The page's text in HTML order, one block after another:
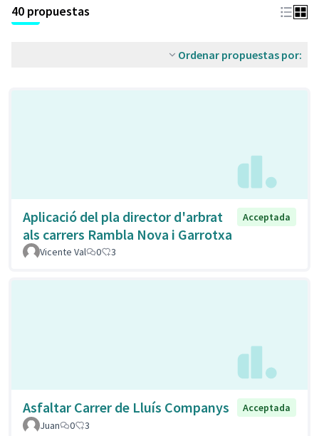
40 propuestas
Ordenar propuestas por:
Aplicació del pla director d'arbrat
als carrers Rambla Nova i Garrotxa
Acceptada
Vicente Val 0 3
Asfaltar Carrer de Lluís Companys
Acceptada
Juan
0 3